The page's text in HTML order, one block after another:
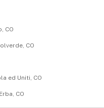
CO
CO
ed Uniti, CO
CO